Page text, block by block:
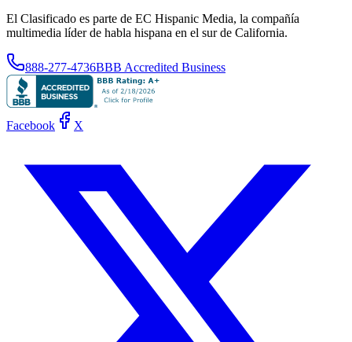
El Clasificado es parte de EC Hispanic Media, la compañía
multimedia líder de habla hispana en el sur de California.
888-277-4736BBB Accredited Business
Facebook X